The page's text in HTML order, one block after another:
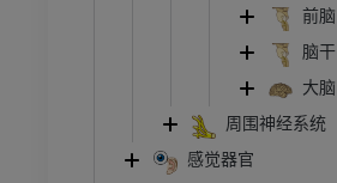
前脑
脑干
大脑
周围神经系统
感觉器官